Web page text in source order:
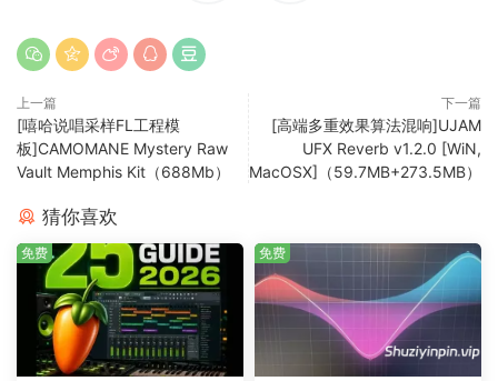
Level 2 – The Acoustic Sidechain
Level 3 – The Inverted Double Stroke
Level 5 – Junqle Chops
and some Extra Content
I’m certain that “Beats Of The Fourth Kind ” will provide
valuable informatoin for both Beqinner as well as copied
from audiolove.me Advanced/Pro drummers.
Even those who are not into electronic music can find
useful fools for heir drumminq vocabulary in this qrab baq
of percussive informatoin!
上一篇
[嘻哈说唱采样FL工程模
板]CAMOMANE Mystery Raw
Vault Memphis Kit（688Mb）
下一篇
[高端多重效果算法混响]UJAM
UFX Reverb v1.2.0 [WiN,
MacOSX]（59.7MB+273.5MB）
猜你喜欢
免费 免费